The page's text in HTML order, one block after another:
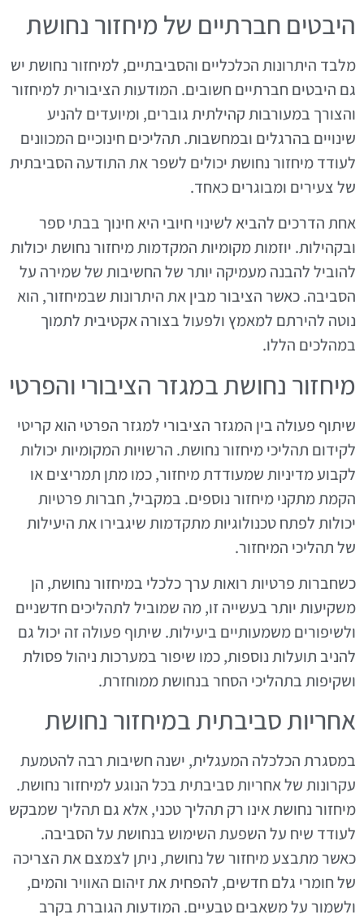
היבטים חברתיים של מיחזור נחושת
מלבד היתרונות הכלכליים והסביבתיים, למיחזור נחושת יש
גם היבטים חברתיים חשובים. המודעות הציבורית למיחזור
והצורך במעורבות קהילתית גוברים, ומיועדים להניע
שינויים בהרגלים ובמחשבות. תהליכים חינוכיים המכוונים
לעודד מיחזור נחושת יכולים לשפר את התודעה הסביבתית
של צעירים ומבוגרים כאחד.
אחת הדרכים להביא לשינוי חיובי היא חינוך בבתי ספר
ובקהילות. יוזמות מקומיות המקדמות מיחזור נחושת יכולות
להוביל להבנה מעמיקה יותר של החשיבות של שמירה על
הסביבה. כאשר הציבור מבין את היתרונות שבמיחזור, הוא
נוטה להירתם למאמץ ולפעול בצורה אקטיבית לתמוך
במהלכים הללו.
מיחזור נחושת במגזר הציבורי והפרטי
שיתוף פעולה בין המגזר הציבורי למגזר הפרטי הוא קריטי
לקידום תהליכי מיחזור נחושת. הרשויות המקומיות יכולות
לקבוע מדיניות שמעודדת מיחזור, כמו מתן תמריצים או
הקמת מתקני מיחזור נוספים. במקביל, חברות פרטיות
יכולות לפתח טכנולוגיות מתקדמות שיגבירו את היעילות
של תהליכי המיחזור.
כשחברות פרטיות רואות ערך כלכלי במיחזור נחושת, הן
משקיעות יותר בעשייה זו, מה שמוביל לתהליכים חדשניים
ולשיפורים משמעותיים ביעילות. שיתוף פעולה זה יכול גם
להניב תועלות נוספות, כמו שיפור במערכות ניהול פסולת
ושקיפות בתהליכי הסחר בנחושת ממוחזרת.
אחריות סביבתית במיחזור נחושת
במסגרת הכלכלה המעגלית, ישנה חשיבות רבה להטמעת
עקרונות של אחריות סביבתית בכל הנוגע למיחזור נחושת.
מיחזור נחושת אינו רק תהליך טכני, אלא גם תהליך שמבקש
לעודד שיח על השפעת השימוש בנחושת על הסביבה.
כאשר מתבצע מיחזור של נחושת, ניתן לצמצם את הצריכה
של חומרי גלם חדשים, להפחית את זיהום האוויר והמים,
ולשמור על משאבים טבעיים. המודעות הגוברת בקרב